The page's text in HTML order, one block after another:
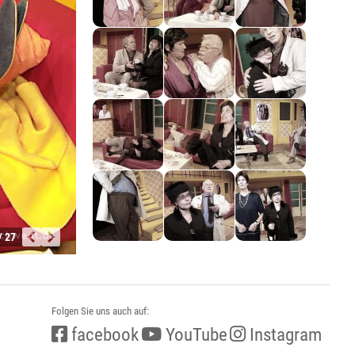
27
Folgen Sie uns auch auf:
facebook YouTube Instagram